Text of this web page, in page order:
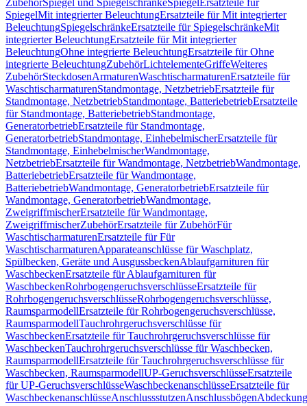
ZubehörSpiegel und SpiegelschränkeSpiegel Ersatzteile für
SpiegelMit integrierter BeleuchtungErsatzteile für Mit integrierter
BeleuchtungSpiegelschränkeErsatzteile für SpiegelschränkeMit
integrierter BeleuchtungErsatzteile für Mit integrierter
BeleuchtungOhne integrierte BeleuchtungErsatzteile für Ohne
integrierte BeleuchtungZubehörLichtelementeGriffeWeiteres
ZubehörSteckdosenArmaturenWaschtischarmaturenErsatzteile für
WaschtischarmaturenStandmontage, NetzbetriebErsatzteile für
Standmontage, NetzbetriebStandmontage, BatteriebetriebErsatzteile
für Standmontage, BatteriebetriebStandmontage,
GeneratorbetriebErsatzteile für Standmontage,
GeneratorbetriebStandmontage, EinhebelmischerErsatzteile für
Standmontage, EinhebelmischerWandmontage,
NetzbetriebErsatzteile für Wandmontage, NetzbetriebWandmontage,
BatteriebetriebErsatzteile für Wandmontage,
BatteriebetriebWandmontage, GeneratorbetriebErsatzteile für
Wandmontage, GeneratorbetriebWandmontage,
ZweigriffmischerErsatzteile für Wandmontage,
ZweigriffmischerZubehörErsatzteile für ZubehörFür
WaschtischarmaturenErsatzteile für Für
WaschtischarmaturenApparateanschlüsse für Waschplatz,
Spülbecken, Geräte und AusgussbeckenAblaufgarnituren für
WaschbeckenErsatzteile für Ablaufgarnituren für
WaschbeckenRohrbogengeruchsverschlüsseErsatzteile für
RohrbogengeruchsverschlüsseRohrbogengeruchsverschlüsse,
RaumsparmodellErsatzteile für Rohrbogengeruchsverschlüsse,
RaumsparmodellTauchrohrgeruchsverschlüsse für
WaschbeckenErsatzteile für Tauchrohrgeruchsverschlüsse für
WaschbeckenTauchrohrgeruchsverschlüsse für Waschbecken,
RaumsparmodellErsatzteile für Tauchrohrgeruchsverschlüsse für
Waschbecken, RaumsparmodellUP-GeruchsverschlüsseErsatzteile
für UP-GeruchsverschlüsseWaschbeckenanschlüsseErsatzteile für
WaschbeckenanschlüsseAnschlussstutzenAnschlussbögen